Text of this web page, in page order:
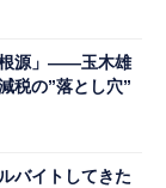
根源」――玉木雄
税の”落とし穴”
バイトしてきた